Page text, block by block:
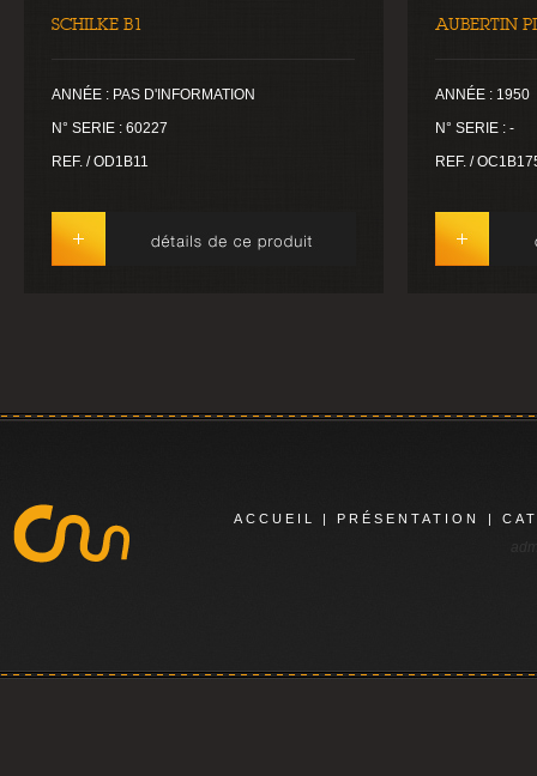
SCHILKE B1
ANNÉE : PAS D'INFORMATION
N° SERIE : 60227
REF. / OD1B11
AUBERTIN
ANNÉE : 1950
N° SERIE : -
REF. /
ACCUEIL |PRÉSENTATION |